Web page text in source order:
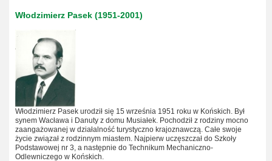
Włodzimierz Pasek (1951-2001)
Włodzimierz Pasek urodził się 15 września 1951 roku w Końskich. Był
synem Wacława i Danuty z domu Musiałek. Pochodził z rodziny mocno
zaangażowanej w działalność turystyczno krajoznawczą. Całe swoje
życie związał z rodzinnym miastem. Najpierw uczęszczał do Szkoły
Podstawowej nr 3, a następnie do Technikum Mechaniczno-
Odlewniczego w Końskich.